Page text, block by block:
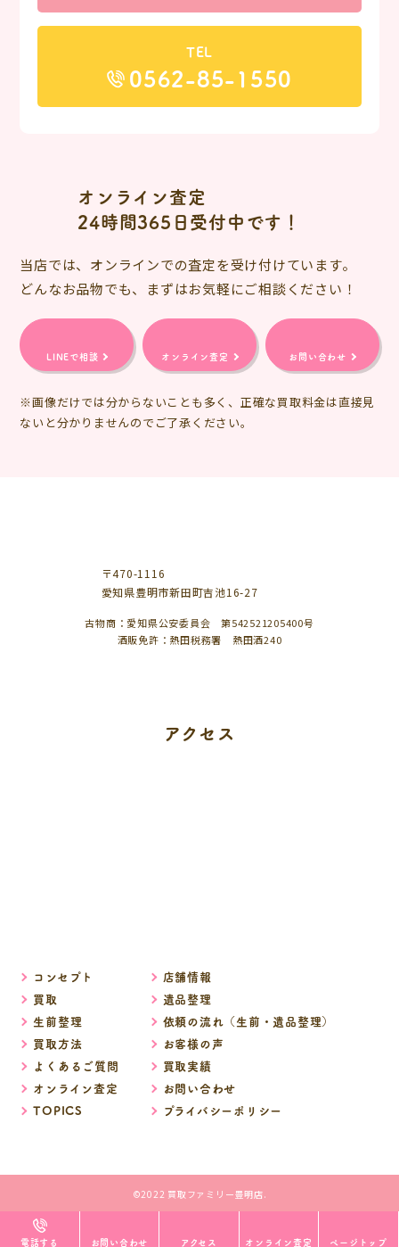
電話する お問い合わせ アクセス オンライン査定 ページトップ
TEL
0562-85-1550
オンライン査定
24時間365日受付中です！
当店では、オンラインでの査定を受け付けています。
どんなお品物でも、まずはお気軽にご相談ください！
LINEで相談 オンライン査定 お問い合わせ
※画像だけでは分からないことも多く、正確な買取料金は直接見
ないと分かりませんのでご了承ください。
〒470-1116
愛知県豊明市新田町吉池16-27
古物商：愛知県公安委員会 第542521205400号
酒販免許：熱田税務署 熱田酒240
アクセス
コンセプト
店舗情報
買取
遺品整理
生前整理
依頼の流れ（生前・遺品整理）
買取方法
お客様の声
よくあるご質問
買取実績
オンライン査定
お問い合わせ
TOPICS
プライバシーポリシー
©2022 買取ファミリー豊明店.